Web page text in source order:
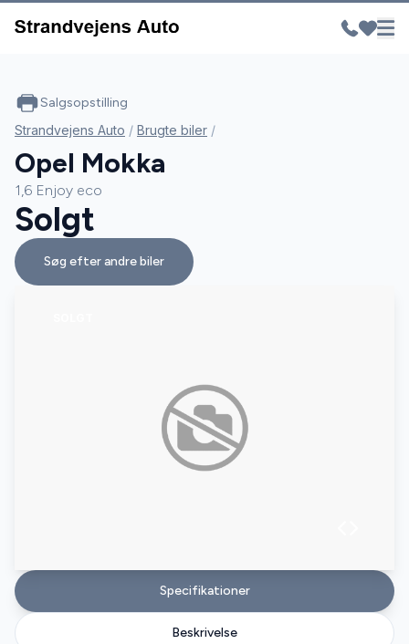
Specifikationer
Beskrivelse
Salgsopstilling
Strandvejens Auto / Brugte biler /
Opel Mokka
1,6 Enjoy eco
Solgt
Søg efter andre biler